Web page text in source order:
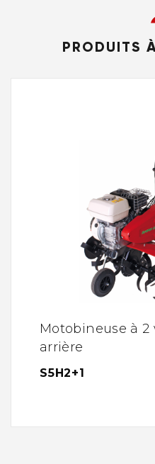
PRODUITS
Motobineuse à 2
arrière
S5H2+1